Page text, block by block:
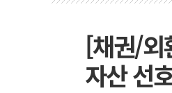
[채권/외
자산 선